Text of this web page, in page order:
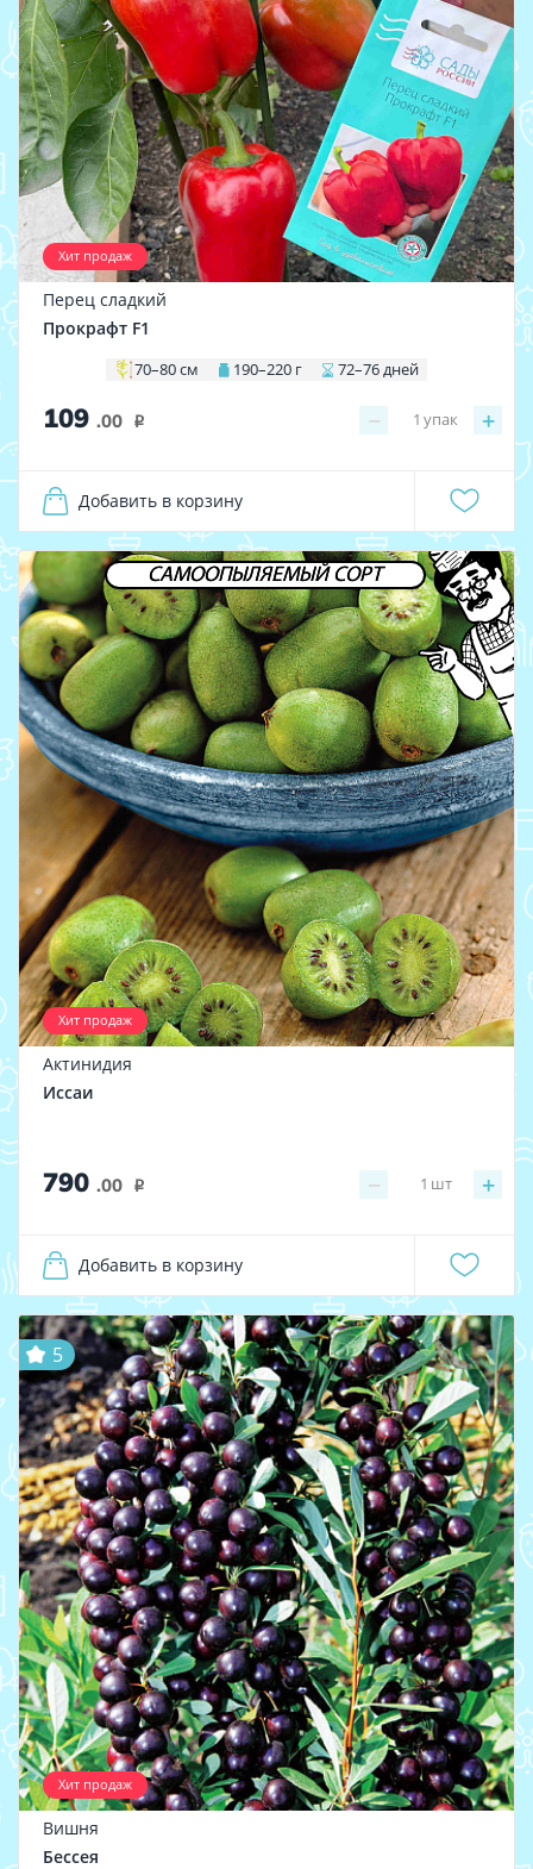
Хит продаж
Перец сладкий
Прокрафт F1
70–80 см 190–220 г 72–76 дней
109 .00 i − +
1 упак
Добавить в корзину
САМООПЫЛЯЕМЫЙ СОРТ
Хит продаж
Актинидия
Иссаи
790 .00 i − +
1 шт
Добавить в корзину
Хит продаж
5
Вишня
Бессея